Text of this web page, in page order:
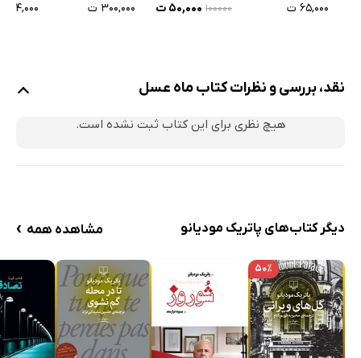
۶۵,۰۰۰ ت
۱۰۰۰۰۰ ۵۰,۰۰۰ ت
۳۰۰,۰۰۰ ت
۲۶۴,۰۰۰ ت
نقد، بررسی و نظرات کتاب ماه عسل
هیچ نظری برای این کتاب ثبت نشده است.
دیگر کتاب‌های پاتریک مودیانو مشاهده همه ›
۵۰٪